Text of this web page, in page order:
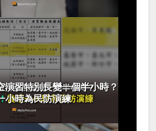
演習特別長變一個半小時？
小時為民防演練